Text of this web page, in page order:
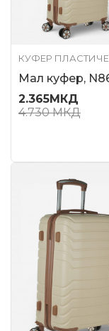
КУФЕР
Мал куфер,
2.365МКД
4.730МКД